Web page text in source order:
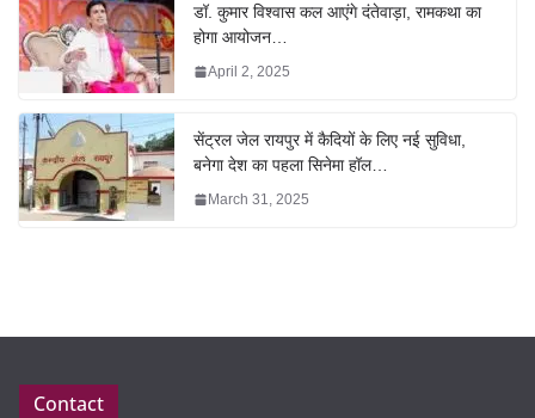
डॉ. कुमार विश्वास कल आएंगे दंतेवाड़ा, रामकथा का
होगा आयोजन…
April 2, 2025
सेंट्रल जेल रायपुर में कैदियों के लिए नई सुविधा,
बनेगा देश का पहला सिनेमा हॉल…
March 31, 2025
Contact